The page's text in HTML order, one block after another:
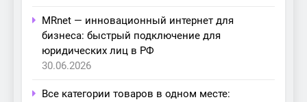
MRnet — инновационный интернет для
бизнеса: быстрый подключение для
юридических лиц в РФ
30.06.2026
Все категории товаров в одном месте: